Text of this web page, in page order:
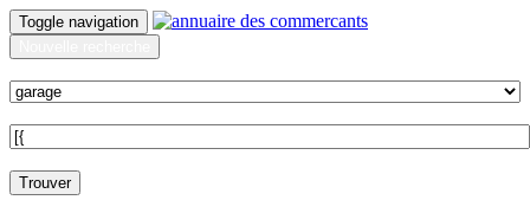
Toggle navigation
Trouver